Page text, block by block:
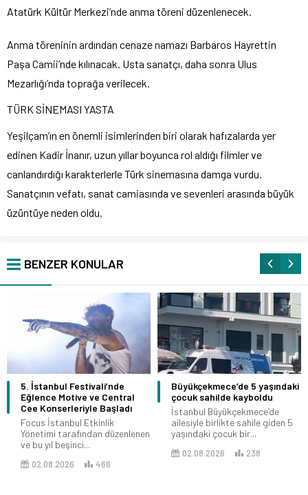
Atatürk Kültür Merkezi’nde anma töreni düzenlenecek.
Anma töreninin ardından cenaze namazı Barbaros Hayrettin
Paşa Camii’nde kılınacak. Usta sanatçı, daha sonra Ulus
Mezarlığı’nda toprağa verilecek.
TÜRK SİNEMASI YASTA
Yeşilçam’ın en önemli isimlerinden biri olarak hafızalarda yer
edinen Kadir İnanır, uzun yıllar boyunca rol aldığı filmler ve
canlandırdığı karakterlerle Türk sinemasına damga vurdu.
Sanatçının vefatı, sanat camiasında ve sevenleri arasında büyük
üzüntüye neden oldu.
BENZER KONULAR
5. İstanbul Festivali’nde
Eğlence Motive ve Central
Cee Konserleriyle Başladı
Focus İstanbul Etkinlik
Yönetimi tarafından düzenlenen
ve bu yıl beşinci...
02.08.2026 466
Büyükçekmece’de 5 yaşındaki
çocuk sahilde kayboldu
İstanbul Büyükçekmece’de
ailesiyle birlikte sahile giden 5
yaşındaki çocuk bir...
02.08.2026 238